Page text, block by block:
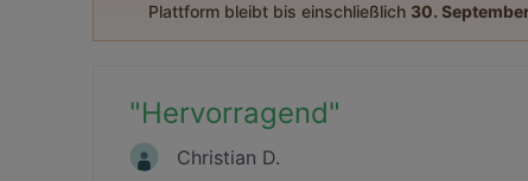
Plattform bleibt bis einschließlich 30.
"Hervorragend"
Christian D.